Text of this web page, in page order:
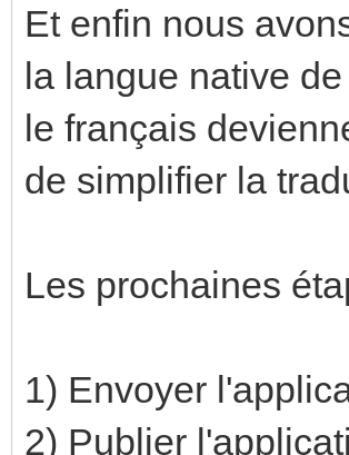
Et enfin nous
la langue native
le français
de simplifier la
Les prochaines
1) Envoyer
2) Publier